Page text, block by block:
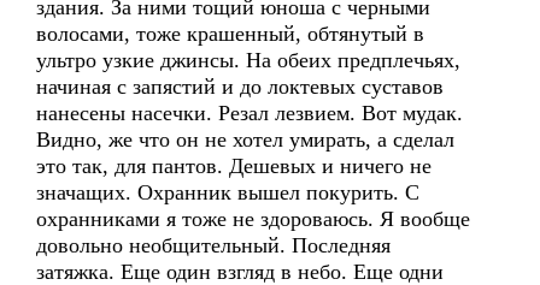
здания. За ними тощий юноша с черными
волосами, тоже крашенный, обтянутый в
ультро узкие джинсы. На обеих предплечьях,
начиная с запястий и до локтевых суставов
нанесены насечки. Резал лезвием. Вот мудак.
Видно, же что он не хотел умирать, а сделал
это так, для пантов. Дешевых и ничего не
значащих. Охранник вышел покурить. С
охранниками я тоже не здороваюсь. Я вообще
довольно необщительный. Последняя
затяжка. Еще один взгляд в небо. Еще одни